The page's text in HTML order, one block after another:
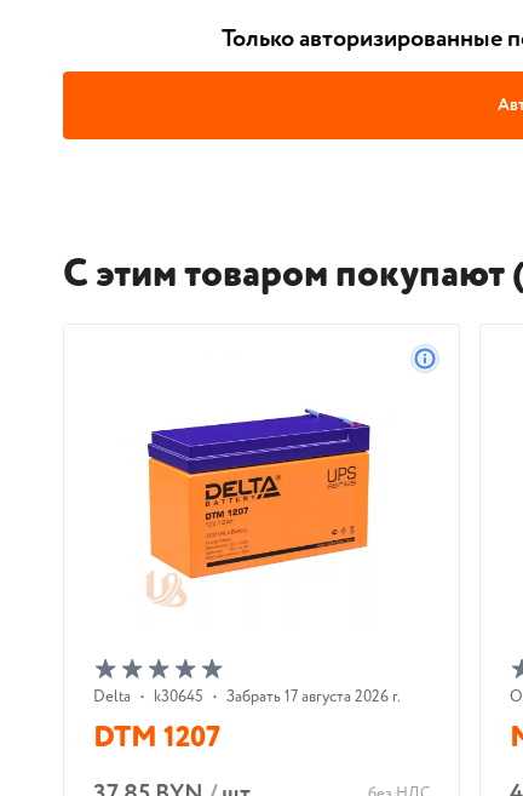
Только авторизированные
С этим товаром покупают
Delta • k30645 • Забрать 17 августа 2026 г.
DTM 1207